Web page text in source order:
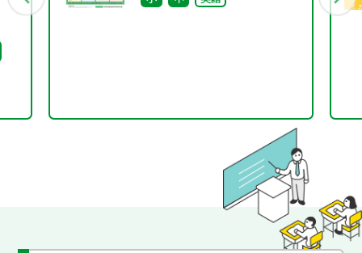
らせ